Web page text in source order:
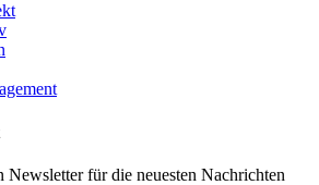
Newsletter für die neuesten Nachrichten